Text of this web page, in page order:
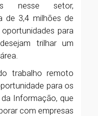
nesse setor,
de 3,4 milhões de
para
trilhar um
trabalho remoto
para os
Informação, que
com empresas